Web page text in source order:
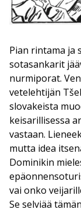
Pian rintama ja
sotasankarit
nurmiporat.
vetelehtijän
slovakeista
keisarillisessa
vastaan.
mutta idea
Dominikin
vai onko
Se selviää